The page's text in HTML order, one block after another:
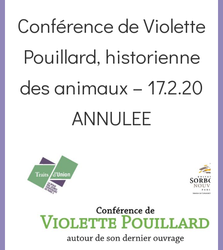
Conférence de Violette
Pouillard, historienne
des animaux – 17.2.20
ANNULEE